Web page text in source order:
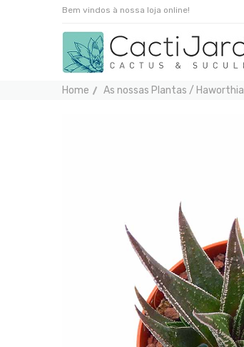
Bem vindos à nossa loja online!
Home As nossas Plantas / Haworthia